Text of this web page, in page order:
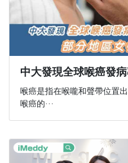
喉癌是指在喉嚨和聲帶位置
喉癌的···